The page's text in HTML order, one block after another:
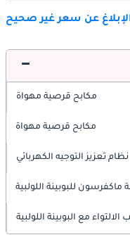
عن سعر غير صحيح
مكابح قرصية مهواة
مكابح قرصية مهواة
نظام تعزيز التوجيه الكهربائي
ماكفرسون للبوبينة اللولبية
مع البوبينة اللولبية